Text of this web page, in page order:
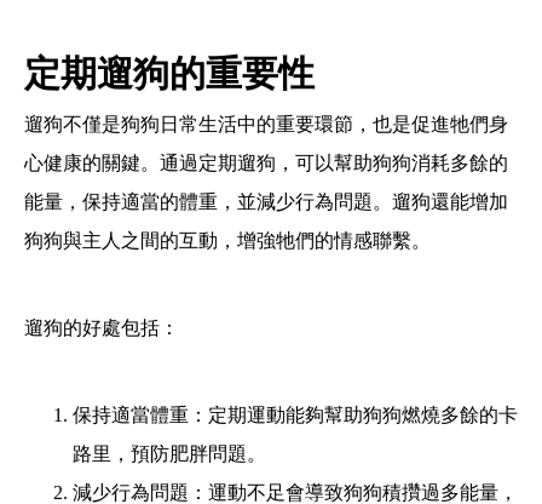
定期遛狗的重要性
遛狗不僅是狗狗日常生活中的重要環節，也是促進牠們身
心健康的關鍵。通過定期遛狗，可以幫助狗狗消耗多餘的
能量，保持適當的體重，並減少行為問題。遛狗還能增加
狗狗與主人之間的互動，增強牠們的情感聯繫。
遛狗的好處包括：
保持適當體重：定期運動能夠幫助狗狗燃燒多餘的卡
路里，預防肥胖問題。
減少行為問題：運動不足會導致狗狗積攢過多能量，